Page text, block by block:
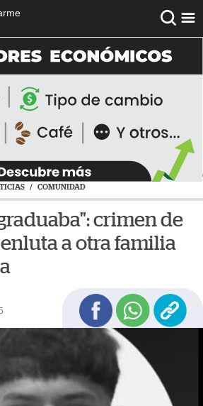
/ COMUNIDAD
crimen de
a otra familia